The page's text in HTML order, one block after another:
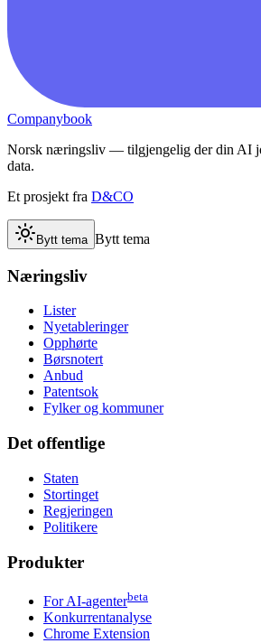
Companybook
Norsk næringsliv — tilgjengelig der din AI
data.
Et prosjekt fra D&CO
Bytt tema Bytt tema
Næringsliv
Lister
Nyetableringer
Opphørte
Børsnotert
Anbud
Patentsok
Fylker og kommuner
Det offentlige
Staten
Stortinget
Regjeringen
Politikere
Produkter
For AI-agenterbeta
Konkurrentanalyse
Chrome Extension